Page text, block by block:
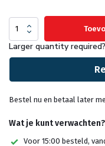
Larger quantity required?
Bestel nu en betaal later
Wat je kunt verwachten?
Voor 15:00 besteld,